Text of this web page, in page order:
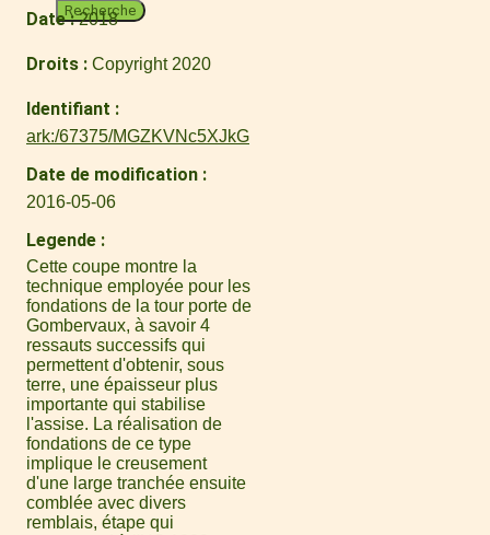
Recherche
Date 2018
Droits Copyright 2020
Identifiant
ark:/67375/MGZKVNc5XJkG
Date de modification
2016-05-06
Legende
Cette coupe montre la
technique employée pour les
fondations de la tour porte de
Gombervaux, à savoir 4
ressauts successifs qui
permettent d'obtenir, sous
terre, une épaisseur plus
importante qui stabilise
l'assise. La réalisation de
fondations de ce type
implique le creusement
d'une large tranchée ensuite
comblée avec divers
remblais, étape qui